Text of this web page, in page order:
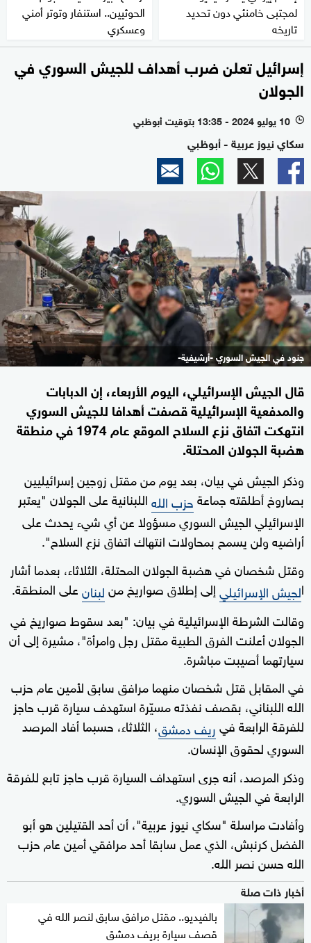
لمجتبى خامنئي دون تحديد
تاريخه
الحوثيين.. استنفار وتوتر أمني
وعسكري
إسرائيل تعلن ضرب أهداف للجيش السوري في
الجولان
l 10 يوليو 2024 - 13:35 بتوقيت أبوظبي
سكاي نيوز عربية - أبوظبي
جنود في الجيش السوري -أرشيفية-
قال الجيش الإسرائيلي، اليوم الأربعاء، إن الدبابات
والمدفعية الإسرائيلية قصفت أهدافا للجيش السوري
انتهكت اتفاق نزع السلاح الموقع عام 1974 في منطقة
هضبة الجولان المحتلة.
وذكر الجيش في بيان، بعد يوم من مقتل زوجين إسرائيليين
بصاروخ أطلقته جماعةحزب اللهاللبنانية على الجولان "يعتبر
الإسرائيلي الجيش السوري مسؤولا عن أي شيء يحدث على
أراضيه ولن يسمح بمحاولات انتهاك اتفاق نزع السلاح".
وقتل شخصان في هضبة الجولان المحتلة، الثلاثاء، بعدما أشار
الجيش الإسرائيليإلى إطلاق صواريخ منلبنانعلى المنطقة.
وقالت الشرطة الإسرائيلية في بيان: "بعد سقوط صواريخ في
الجولان أعلنت الفرق الطبية مقتل رجل وامرأة"، مشيرة إلى أن
سيارتهما أصيبت مباشرة.
في المقابل قتل شخصان منهما مرافق سابق لأمين عام حزب
الله اللبناني، بقصف نفذته مسيّرة استهدف سيارة قرب حاجز
للفرقة الرابعة فيريف دمشق، الثلاثاء، حسبما أفاد المرصد
السوري لحقوق الإنسان.
وذكر المرصد، أنه جرى استهداف السيارة قرب حاجز تابع للفرقة
الرابعة في الجيش السوري.
وأفادت مراسلة "سكاي نيوز عربية"، أن أحد القتيلين هو أبو
الفضل كرنبش، الذي عمل سابقا أحد مرافقي أمين عام حزب
الله حسن نصر الله.
أخبار ذات صلة
بالفيديو.. مقتل مرافق سابق لنصر الله في
قصف سيارة بريف دمشق